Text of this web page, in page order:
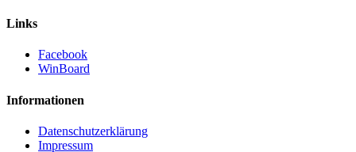
Links
Facebook
WinBoard
Informationen
Datenschutzerklärung
Impressum